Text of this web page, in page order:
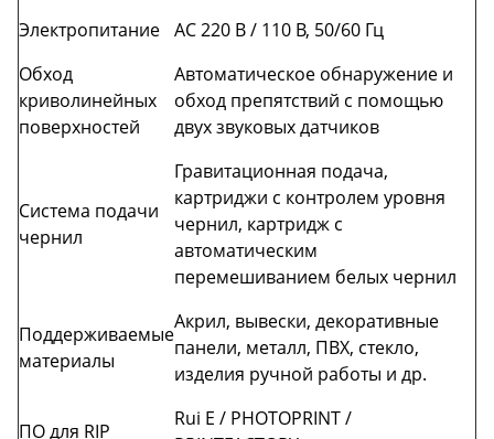
Электропитание AC 220 В / 110 В, 50/60 Гц
Обход
криволинейных
поверхностей
Автоматическое обнаружение и
обход препятствий с помощью
двух звуковых датчиков
Система подачи
чернил
Гравитационная подача,
картриджи с контролем уровня
чернил, картридж с
автоматическим
перемешиванием белых чернил
Поддерживаемые
материалы
Акрил, вывески, декоративные
панели, металл, ПВХ, стекло,
изделия ручной работы и др.
ПО для RIP
Rui E / PHOTOPRINT /